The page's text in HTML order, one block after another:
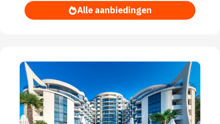
Alle aanbiedingen